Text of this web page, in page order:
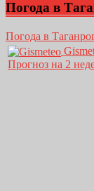
Погода в
Погода в
Прогноз на 2